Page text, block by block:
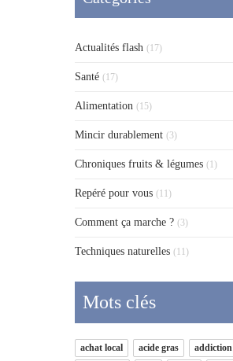
Actualités flash (17)
Santé (17)
Alimentation (15)
Mincir durablement (3)
Chroniques fruits & légumes (1)
Repéré pour vous (11)
Comment ça marche ? (3)
Techniques naturelles (11)
Mots clés
achat local acide gras
addiction